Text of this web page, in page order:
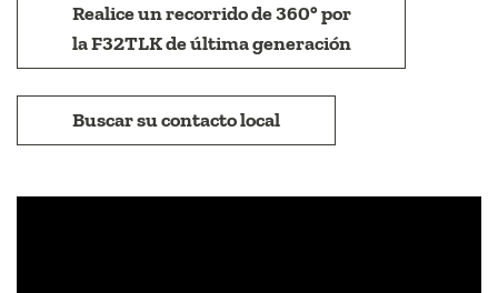
Realice un recorrido de 360° por
la F32TLK de última generación
Buscar su contacto local